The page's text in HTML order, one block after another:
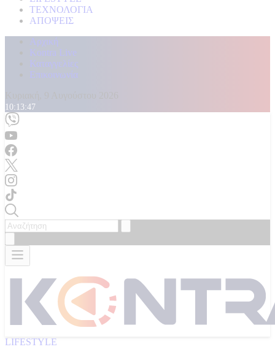
ΤΕΧΝΟΛΟΓΙΑ
ΑΠΟΨΕΙΣ
Αρχική
Kontra Live
Καταγγελίες
Επικοινωνία
10:13:49
LIFESTYLE